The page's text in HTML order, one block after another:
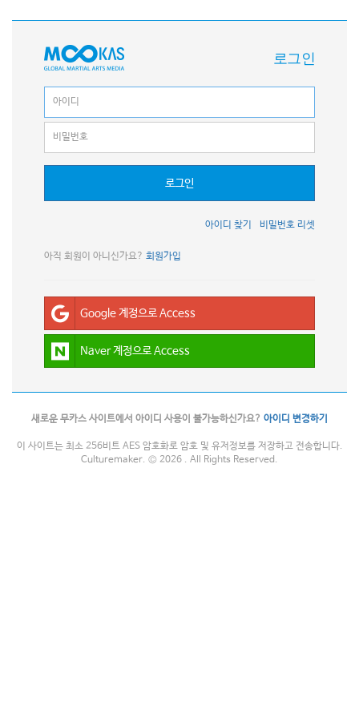
로그인
로그인
비밀번호 리셋
아이디 찾기
아직 회원이 아니신가요? 회원가입
Google 계정으로 Access
Naver 계정으로 Access
새로운 무카스 사이트에서 아이디 사용이 불가능하신가요? 아이디 변경하기
이 사이트는 최소 256비트 AES 암호화로 암호 및 유저정보를 저장하고 전송합니다.
Culturemaker. © 2026 . All Rights Reserved.